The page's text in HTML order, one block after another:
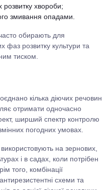
розвитку хвороби;
змивання опадами.
обирають для
фаз розвитку культури та
тиском.
кілька діючих речовин
отримати одночасно
ширший спектр контролю
погодних умовах.
на зернових,
і в садах, коли потрібен
того, комбінації
схеми та